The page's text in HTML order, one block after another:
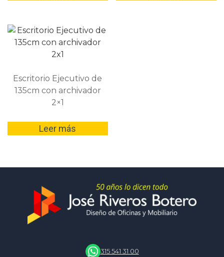
Escritorio Ejecutivo de
135cm con archivador
2×1
Leer más
315 541 31 00